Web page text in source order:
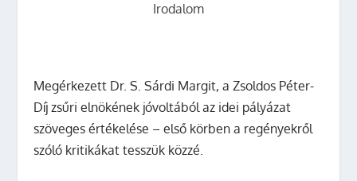
Irodalom
Megérkezett Dr. S. Sárdi Margit, a Zsoldos Péter-
Díj zsűri elnökének jóvoltából az idei pályázat
szöveges értékelése – első körben a regényekről
szóló kritikákat tesszük közzé.